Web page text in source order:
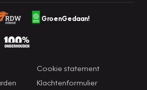
GroenGedaan!
Cookie statement
Klachtenformulier